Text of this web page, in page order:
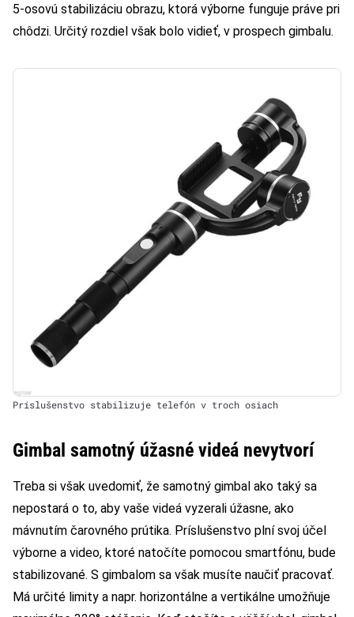
5-osovú stabilizáciu obrazu, ktorá výborne funguje práve pri
chôdzi. Určitý rozdiel však bolo vidieť, v prospech gimbalu.
Príslušenstvo stabilizuje telefón v troch osiach
Gimbal samotný úžasné videá nevytvorí
Treba si však uvedomiť, že samotný gimbal ako taký sa
nepostará o to, aby vaše videá vyzerali úžasne, ako
mávnutím čarovného prútika. Príslušenstvo plní svoj účel
výborne a video, ktoré natočíte pomocou smartfónu, bude
stabilizované. S gimbalom sa však musíte naučiť pracovať.
Má určité limity a napr. horizontálne a vertikálne umožňuje